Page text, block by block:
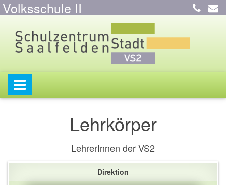
Volksschule II
Lehrkörper
LehrerInnen der VS2
Direktion